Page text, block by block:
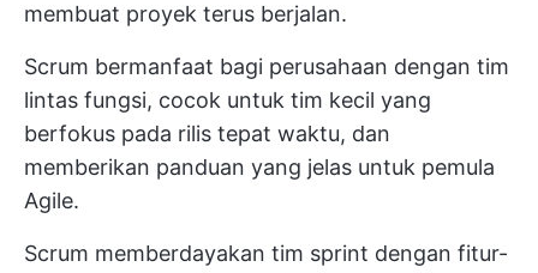
membuat proyek terus berjalan.
Scrum bermanfaat bagi perusahaan dengan tim
lintas fungsi, cocok untuk tim kecil yang
berfokus pada rilis tepat waktu, dan
memberikan panduan yang jelas untuk pemula
Agile.
Scrum memberdayakan tim sprint dengan fitur-